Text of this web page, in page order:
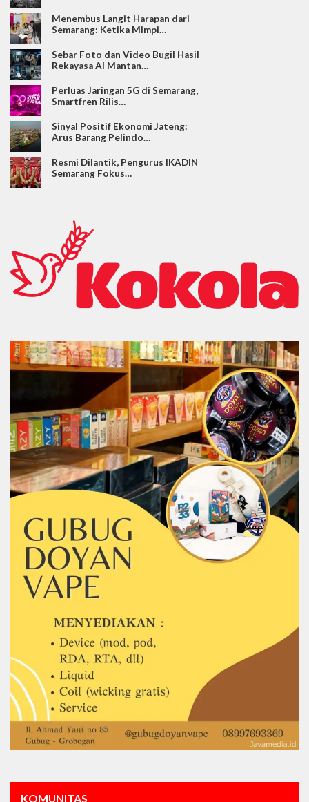
Menembus Langit Harapan dari
Semarang: Ketika Mimpi…
Sebar Foto dan Video Bugil Hasil
Rekayasa AI Mantan…
Perluas Jaringan 5G di Semarang,
Smartfren Rilis…
Sinyal Positif Ekonomi Jateng:
Arus Barang Pelindo…
Resmi Dilantik, Pengurus IKADIN
Semarang Fokus…
KOMUNITAS